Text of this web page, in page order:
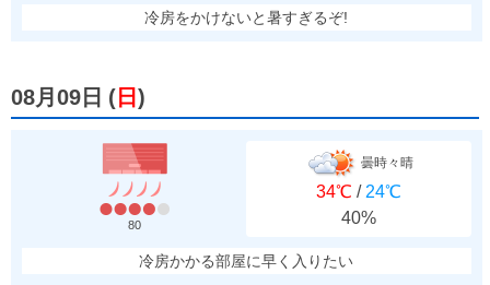
冷房をかけないと暑すぎるぞ!
08月09日 ( 日 )
80
曇時々晴
34℃ / 24℃
40%
冷房かかる部屋に早く入りたい